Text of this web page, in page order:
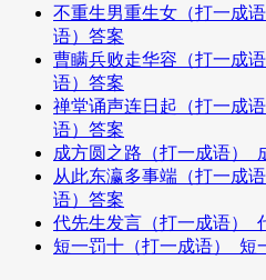
不重生男重生女（打一成
语）答案
曹瞒兵败走华容（打一成
语）答案
禅堂诵声连日起（打一成
语）答案
成方圆之路（打一成语）
从此东瀛多事端（打一成
语）答案
代先生发言（打一成语）_
短一罚十（打一成语）_短